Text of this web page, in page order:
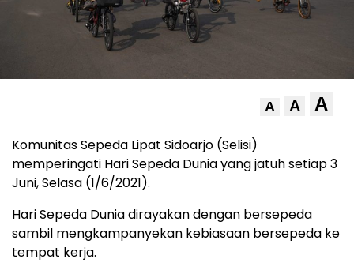
A A A
Komunitas Sepeda Lipat Sidoarjo (Selisi)
memperingati Hari Sepeda Dunia yang jatuh setiap 3
Juni, Selasa (1/6/2021).
Hari Sepeda Dunia dirayakan dengan bersepeda
sambil mengkampanyekan kebiasaan bersepeda ke
tempat kerja.